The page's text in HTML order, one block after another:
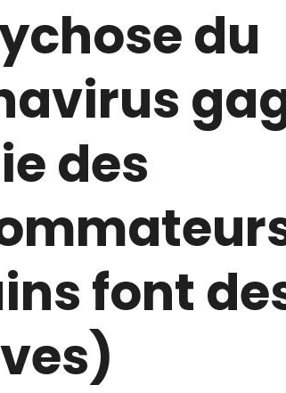
du
des
font